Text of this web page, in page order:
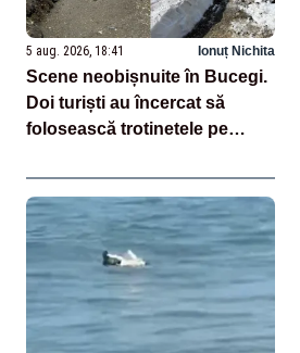
5 aug. 2026, 18:41 Ionuț Nichita
Scene neobișnuite în Bucegi.
Doi turiști au încercat să
folosească trotinetele pe